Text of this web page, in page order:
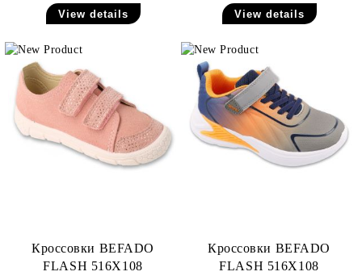
View details View details
Кроссовки BEFADO
FLASH 516X108
Кроссовки BEFADO
FLASH 516X108